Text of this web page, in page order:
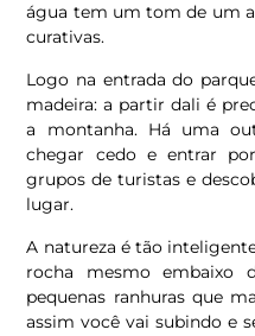
água tem um tom de um
curativas.
Logo na entrada do
madeira: a partir dali é
a montanha. Há uma
chegar cedo e entrar
grupos de turistas e
lugar.
A natureza é tão
rocha mesmo embaixo
pequenas ranhuras que
assim você vai subindo e